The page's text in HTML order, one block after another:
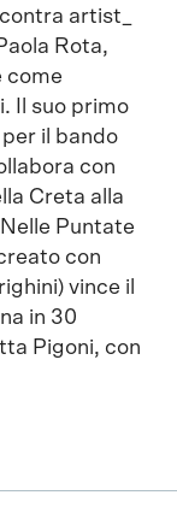
artist_
Rota,
come
Il suo primo
il bando
con
Creta alla
Puntate
con
vince il
in 30
Pigoni, con